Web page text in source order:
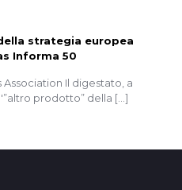
strategia europea
Informa 50
Association Il digestato, a
prodotto” della […]